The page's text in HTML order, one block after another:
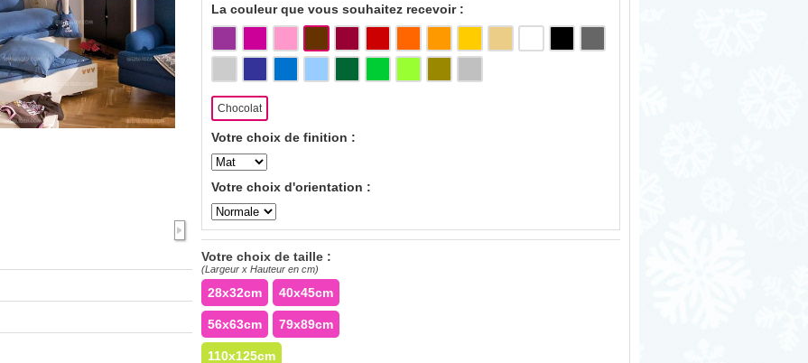
La couleur que vous souhaitez recevoir :
Chocolat
Votre choix de finition :
Votre choix d'orientation :
Votre choix de taille :
(Largeur x Hauteur en cm)
28x32cm 40x45cm
56x63cm 79x89cm
110x125cm